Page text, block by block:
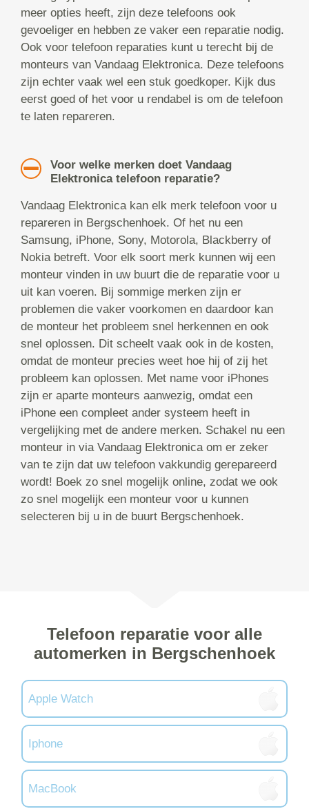
meer opties heeft, zijn deze telefoons ook
gevoeliger en hebben ze vaker een reparatie nodig.
Ook voor telefoon reparaties kunt u terecht bij de
monteurs van Vandaag Elektronica. Deze telefoons
zijn echter vaak wel een stuk goedkoper. Kijk dus
eerst goed of het voor u rendabel is om de telefoon
te laten repareren.
Voor welke merken doet Vandaag
Elektronica telefoon reparatie?
Vandaag Elektronica kan elk merk telefoon voor u
repareren in Bergschenhoek. Of het nu een
Samsung, iPhone, Sony, Motorola, Blackberry of
Nokia betreft. Voor elk soort merk kunnen wij een
monteur vinden in uw buurt die de reparatie voor u
uit kan voeren. Bij sommige merken zijn er
problemen die vaker voorkomen en daardoor kan
de monteur het probleem snel herkennen en ook
snel oplossen. Dit scheelt vaak ook in de kosten,
omdat de monteur precies weet hoe hij of zij het
probleem kan oplossen. Met name voor iPhones
zijn er aparte monteurs aanwezig, omdat een
iPhone een compleet ander systeem heeft in
vergelijking met de andere merken. Schakel nu een
monteur in via Vandaag Elektronica om er zeker
van te zijn dat uw telefoon vakkundig gerepareerd
wordt! Boek zo snel mogelijk online, zodat we ook
zo snel mogelijk een monteur voor u kunnen
selecteren bij u in de buurt Bergschenhoek.
Telefoon reparatie voor alle
automerken in Bergschenhoek
Apple Watch
Iphone
MacBook